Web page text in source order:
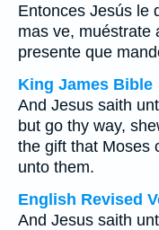
Entonces Jesús le
mas ve, muéstrate
presente que
King James Bible
And Jesus saith
but go thy way,
the gift that Moses
unto them.
English Revised
And Jesus saith